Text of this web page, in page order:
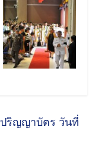
ริญญาบัตร วันที่